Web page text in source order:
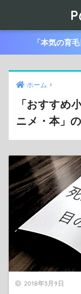
「本気の育
ホーム
「おすすめ
ニメ・本」
2018年3月9日